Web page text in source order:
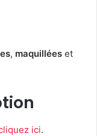
, maquillées et
ici.